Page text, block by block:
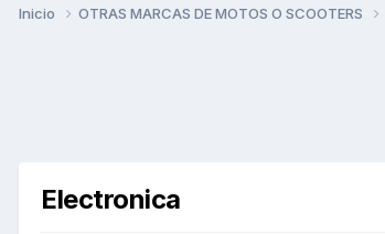
Inicio OTRAS MARCAS DE MOTOS O SCOOTERS
Electronica